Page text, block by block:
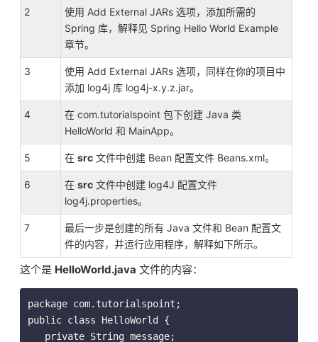
2
使用 Add External JARs 选项，添加所需的
Spring 库，解释见 Spring Hello World Example
章节。
3
使用 Add External JARs 选项，同样在你的项目中
添加 log4j 库 log4j-x.y.z.jar。
4
在 com.tutorialspoint 包下创建 Java 类
HelloWorld 和 MainApp。
5 在 src 文件中创建 Bean 配置文件 Beans.xml。
6 在 src 文件中创建 log4J 配置文件
log4j.properties。
7
最后一步是创建的所有 Java 文件和 Bean 配置文
件的内容，并运行应用程序，解释如下所示。
这个是 HelloWorld.java 文件的内容：
package com.tutorialspoint;
public class HelloWorld {